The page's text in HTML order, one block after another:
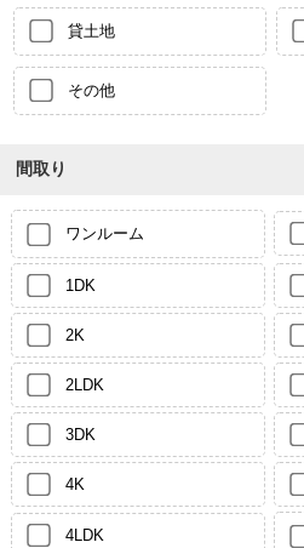
貸土地
その他
間取り
ワンルーム
1DK
2K
2LDK
3DK
4K
4LDK